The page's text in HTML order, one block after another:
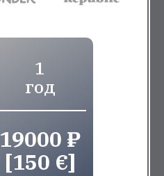
1
год
19000 ₽
[150 €]